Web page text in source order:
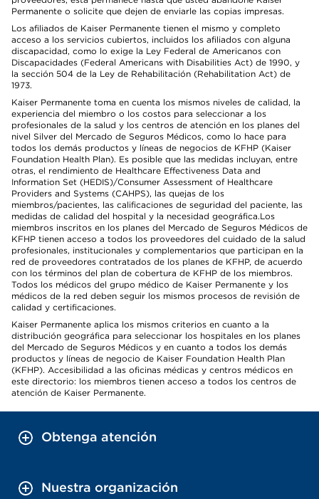
Permanente o solicite que dejen de enviarle las copias impresas.
Los afiliados de Kaiser Permanente tienen el mismo y completo
acceso a los servicios cubiertos, incluidos los afiliados con alguna
discapacidad, como lo exige la Ley Federal de Americanos con
Discapacidades (Federal Americans with Disabilities Act) de 1990, y
la sección 504 de la Ley de Rehabilitación (Rehabilitation Act) de
1973.
Kaiser Permanente toma en cuenta los mismos niveles de calidad, la
experiencia del miembro o los costos para seleccionar a los
profesionales de la salud y los centros de atención en los planes del
nivel Silver del Mercado de Seguros Médicos, como lo hace para
todos los demás productos y líneas de negocios de KFHP (Kaiser
Foundation Health Plan). Es posible que las medidas incluyan, entre
otras, el rendimiento de Healthcare Effectiveness Data and
Information Set (HEDIS)/Consumer Assessment of Healthcare
Providers and Systems (CAHPS), las quejas de los
miembros/pacientes, las calificaciones de seguridad del paciente, las
medidas de calidad del hospital y la necesidad geográfica.Los
miembros inscritos en los planes del Mercado de Seguros Médicos de
KFHP tienen acceso a todos los proveedores del cuidado de la salud
profesionales, institucionales y complementarios que participan en la
red de proveedores contratados de los planes de KFHP, de acuerdo
con los términos del plan de cobertura de KFHP de los miembros.
Todos los médicos del grupo médico de Kaiser Permanente y los
médicos de la red deben seguir los mismos procesos de revisión de
calidad y certificaciones.
Kaiser Permanente aplica los mismos criterios en cuanto a la
distribución geográfica para seleccionar los hospitales en los planes
del Mercado de Seguros Médicos y en cuanto a todos los demás
productos y líneas de negocio de Kaiser Foundation Health Plan
(KFHP). Accesibilidad a las oficinas médicas y centros médicos en
este directorio: los miembros tienen acceso a todos los centros de
atención de Kaiser Permanente.
Obtenga atención
Nuestra organización